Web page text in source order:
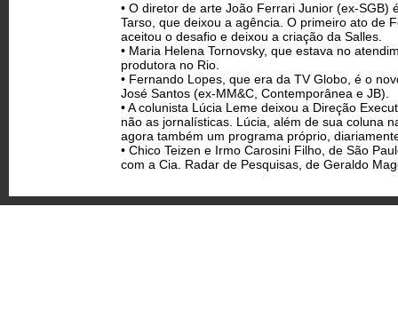
• O diretor de arte João Ferrari Junior (ex-
Tarso, que deixou a agência. O primeiro ato de
aceitou o desafio e deixou a criação da Salles.
• Maria Helena Tornovsky, que estava no
produtora no Rio.
• Fernando Lopes, que era da TV Globo, é o
José Santos (ex-MM&C, Contemporânea e JB).
• A colunista Lúcia Leme deixou a Direção
não as jornalísticas. Lúcia, além de sua coluna
agora também um programa próprio,
• Chico Teizen e Irmo Carosini Filho, de São
com a Cia. Radar de Pesquisas, de Geraldo